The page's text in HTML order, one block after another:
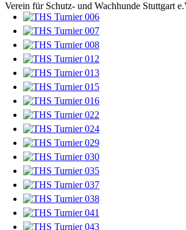
Verein für Schutz- und Wachhunde Stuttgart